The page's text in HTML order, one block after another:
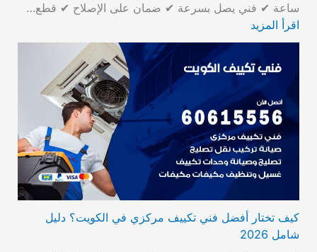
ساعة ✔ فني يصل بسرعة ✔ ضمان على الإصلاح ✔ قطع…
اقرأ المزيد
كيف تختار أفضل فني تكييف مركزي في الكويت؟ دليل
شامل 2026